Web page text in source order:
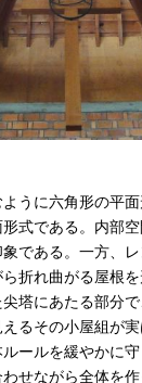
うに六角形の平
式である。内部
である。一方、
折れ曲がる屋根
塔にあたる部分
るその小屋組が
ールを緩やかに
せながら全体を